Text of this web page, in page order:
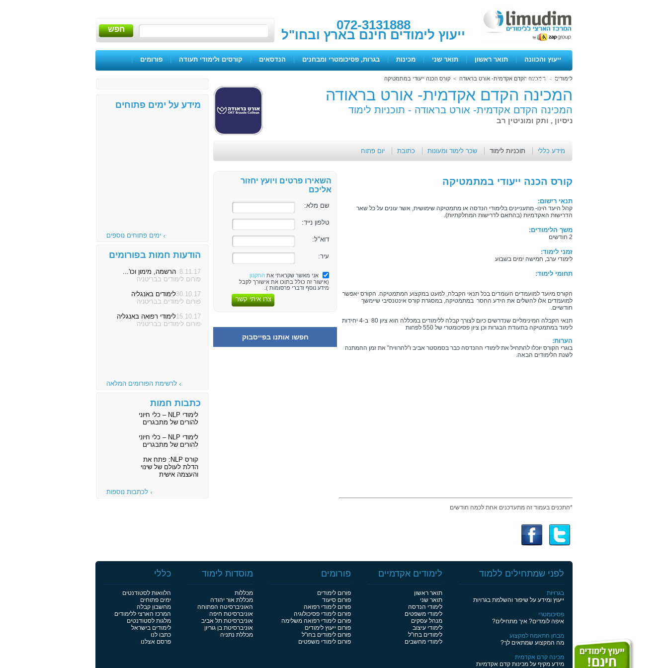
072-3131888
ייעוץ לימודים חינם בארץ ובחו"ל חפש
ייעוץ והכוונה | תואר ראשון | תואר שני | מכינות | בגרות, פסיכומטרי ומבחנים | הנדסאים | קורסים ולימודי תעודה | פורומים |
ימים פתוחיםלימודים > המכינה הקדם אקדמית- אורט בראודה > קורס הכנה ייעודי במתמטיקה
המכינה הקדם אקדמית- אורט בראודה
המכינה הקדם אקדמית- אורט בראודה - תוכניות לימוד
ניסיון , ותק ומוניטין רב
מידע כללי תוכניות לימוד שכר לימוד ומעונות כתובת יום פתוח
השאירו פרטים ויועץ יחזור
אליכם
שם מלא:
טלפון נייד:
דוא"ל:
עיר:
אני מאשר שקראתי את התקנון
(אישור זה כולל בתוכו את אישורך לקבל
מידע נוסף ודברי פרסומות ).
צרו איתי קשר
חפשו אותנו בפייסבוק
קורס הכנה ייעודי במתמטיקה
תנאי רישום:
קהל היעד הינו- מתעניינים בלימודי הנדסה או מתמטיקה שימושית, אשר עונים על כל שאר
הדרישות האקדמיות (בהתאם לדרישות המחלקתיות).
משך הלימודים:
2 חודשים
זמני לימוד:
לימודי ערב, חמישה ימים בשבוע
תחומי לימוד:
הקורס מיועד למועמדים העומדים בכל תנאי הקבלה, למעט במקצוע המתמטיקה. הקורס יאפשר
למועמדים אלו להשלים את הידע החסר במתמטיקה, במסגרת קורס אינטנסיבי שיימשך
חודשיים.
תנאי הקבלה המינימליים שנדרשים כיום לצורך קבלה ללימודים במכללה הוא ציון 80 ב-4 יחידות
לימוד במתמטיקה בתעודת הבגרות וכן ציון פסיכומטרי של 550 לפחות
הערות:
בוגרי הקורס יוכלו להתחיל את לימודי ההנדסה כבר בסמסטר אביב ו"להרוויח" את זמן ההמתנה
לשנת הלימודים הבאה.
*התכנים בעמוד זה מתעדכנים אחת לכמה חודשים
מידע על ימים פתוחים
ימים פתוחים נוספים
הודעות חמות בפורומים
8.11.17 הרשמה, מימון וכו'...
פורום לימודים בבריטניה
30.10.17לימודים באנגליה
פורום לימודים בבריטניה
15.10.17לימודי רפואה באנגליה
פורום לימודים בבריטניה
לרשימת הפורומים המלאה
כתבות חמות
לימודי NLP – כלי חיוני
להורים של מתבגרים
לימודי NLP – כלי חיוני
להורים של מתבגרים
קורס NLP: פתח את
הדלת לעולם של שינוי
והעצמה אישית
לכתבות נוספות
לפני שמתחילים ללמוד
בגרויות
ייעוץ ומידע על שיפור והשלמת בגרויות
פסיכומטרי
איפה לומדים? איך מתחילים?
מבחן התאמה למקצוע
מה המקצוע שמתאים לך?
מכינה קדם אקדמית
מידע מקיף על מכינות קדם אקדמיות
לימודים אקדמיים
תואר ראשון
תואר שני
לימודי הנדסה
לימודי משפטים
מנהל עסקים
לימודי עיצוב
לימודים בחו"ל
לימודי מחשבים
פורומים
פורום לימודים
פורום סיעוד
פורום לימודי רפואה
פורום לימודי פסיכולוגיה
פורום לימודי רפואה משלימה
פורום ייעוץ לימודים
פורום לימודים בחו"ל
פורום לימודי משפטים
מוסדות לימוד
מכללות
מכללת אור יהודה
האוניברסיטה הפתוחה
אוניברסיטת חיפה
אוניברסיטת תל אביב
אוניברסיטת בן גוריון
מכללת נתניה
כללי
הלוואות לסטודנטים
ימים פתוחים
מחשבון קבלה
המרכז הארצי ללימודים
מלגות לסטודנטים
לימודים בישראל
כתבו לנו
פרסם אצלנו